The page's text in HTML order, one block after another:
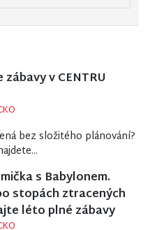
v CENTRU
bez složitého plánování?
s Babylonem.
stopách ztracených
léto plné zábavy